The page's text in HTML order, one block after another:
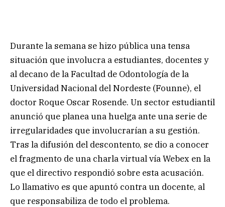
Durante la semana se hizo pública una tensa
situación que involucra a estudiantes, docentes y
al decano de la Facultad de Odontología de la
Universidad Nacional del Nordeste (Founne), el
doctor Roque Oscar Rosende. Un sector estudiantil
anunció que planea una huelga ante una serie de
irregularidades que involucrarían a su gestión.
Tras la difusión del descontento, se dio a conocer
el fragmento de una charla virtual vía Webex en la
que el directivo respondió sobre esta acusación.
Lo llamativo es que apuntó contra un docente, al
que responsabiliza de todo el problema.